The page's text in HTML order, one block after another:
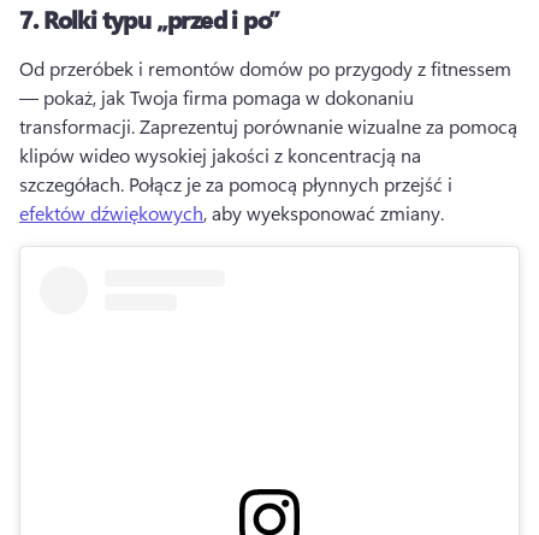
7.Rolki typu „przed i po”
Od przeróbek i remontów domów po przygody z fitnessem
— pokaż, jak Twoja firma pomaga w dokonaniu
transformacji. Zaprezentuj porównanie wizualne za pomocą
klipów wideo wysokiej jakości z koncentracją na
szczegółach. Połącz je za pomocą płynnych przejść i
efektów dźwiękowych, aby wyeksponować zmiany.